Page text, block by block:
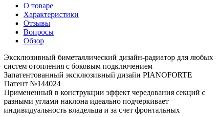
О товаре
Характеристики
Отзывы
Вопросы
Обзор
Эксклюзивный биметаллический дизайн-радиатор для любых
систем отопления с боковым подключением
Запатентованный эксклюзивный дизайн PIANOFORTE
Патент №144024
Примененный в конструкции эффект чередования секций с
разными углами наклона идеально подчеркивает
индивидуальность владельца и за счет фронтальных